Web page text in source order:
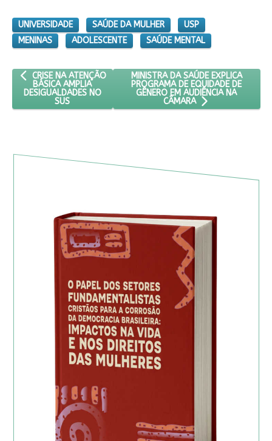
UNIVERSIDADE SAÚDE DA MULHER
USP
MENINAS
ADOLESCENTE SAÚDE MENTAL
ARTIGO ANTERIOR: CRISE NA ATENÇÃO BÁSICA AMPLIA
CRISE NA ATENÇÃO
BÁSICA AMPLIA
DESIGUALDADES NO
SUS
PRÓXIMO ARTIGO: MINISTRA DA
MINISTRA DA SAÚDE EXPLICA
PROGRAMA DE EQUIDADE DE
GÊNERO EM AUDIÊNCIA NA
CÂMARA